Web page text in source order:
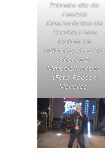
Primeiro dia do
Festival
Gastronômico de
Cordeiro teve
Guilherme
Salomão, Rota Old
School e DJ
Marcelo Mendes.
(Foto: Robson
Meirelles)